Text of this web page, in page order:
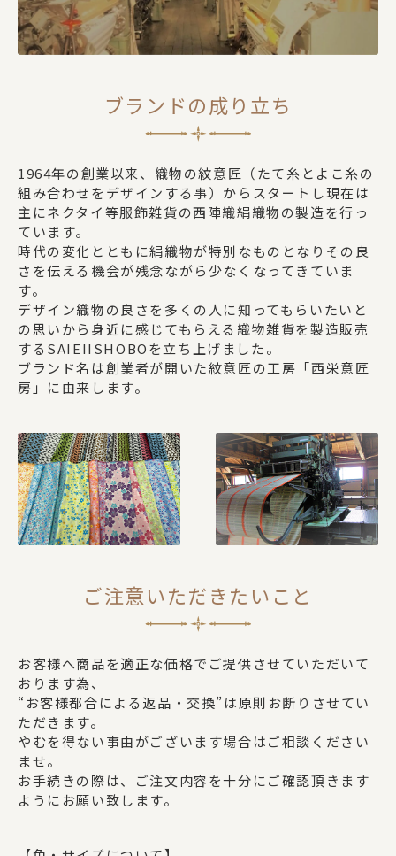
ブランドの成り立ち
1964年の創業以来、織物の紋意匠（たて糸とよこ糸の
組み合わせをデザインする事）からスタートし現在は
主にネクタイ等服飾雑貨の西陣織絹織物の製造を行っ
ています。
時代の変化とともに絹織物が特別なものとなりその良
さを伝える機会が残念ながら少なくなってきていま
す。
デザイン織物の良さを多くの人に知ってもらいたいと
の思いから身近に感じてもらえる織物雑貨を製造販売
するSAIEIISHOBOを立ち上げました。
ブランド名は創業者が開いた紋意匠の工房「西栄意匠
房」に由来します。
ご注意いただきたいこと
お客様へ商品を適正な価格でご提供させていただいて
おります為、
“お客様都合による返品・交換”は原則お断りさせてい
ただきます。
やむを得ない事由がございます場合はご相談ください
ませ。
お手続きの際は、ご注文内容を十分にご確認頂きます
ようにお願い致します。